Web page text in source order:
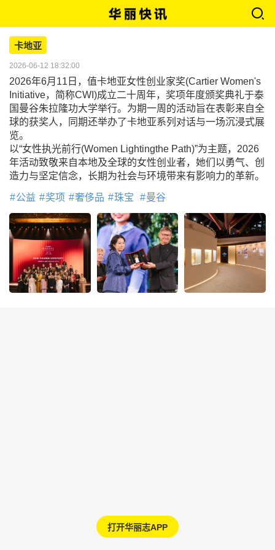
卡地亚
2026-06-12 18:32:00
2026年6月11日，值卡地亚女性创业家奖(Cartier Women's
Initiative，简称CWI)成立二十周年，奖项年度颁奖典礼于泰
国曼谷朱拉隆功大学举行。为期一周的活动旨在表彰来自全
球的获奖人，同期还举办了卡地亚系列对话与一场沉浸式展
览。
以“女性执光前行(Women Lightingthe Path)”为主题，2026
年活动致敬来自本地及全球的女性创业者，她们以勇气、创
造力与坚定信念，长期为社会与环境带来有影响力的革新。
公益 奖项 奢侈品 珠宝 曼谷
打开华丽志APP